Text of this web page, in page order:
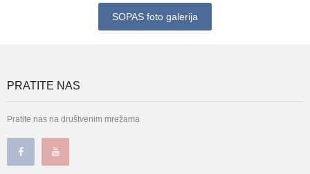
SOPAS foto galerija
PRATITE NAS
Pratite nas na društvenim mrežama